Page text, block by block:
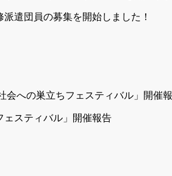
遣団員の募集を開始しました！
ェスティバル」開催報告